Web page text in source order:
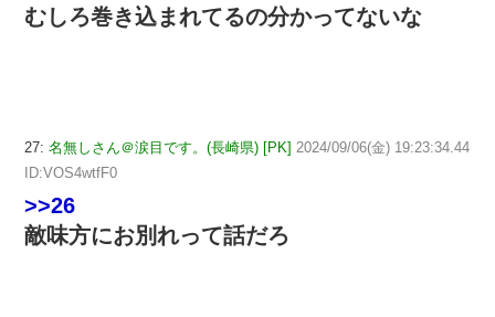
むしろ巻き込まれてるの分かってないな
27: 名無しさん＠涙目です。(長崎県) [PK] 2024/09/06(金) 19:23:34.44
ID:VOS4wtfF0
>>26
敵味方にお別れって話だろ